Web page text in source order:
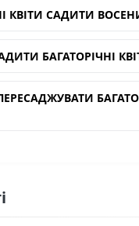
КВІТИ САДИТИ
БАГАТОРІЧНІ